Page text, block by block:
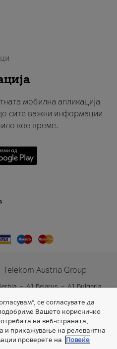
мобилна апликација
сите важни информации
кое време.
Telekom Austria Group
A1 Belarus
A1 Bulgaria
се согласувате да
Вашето корисничко
на веб-страната,
и прикажување на релевантна
проверете на
Повеќе